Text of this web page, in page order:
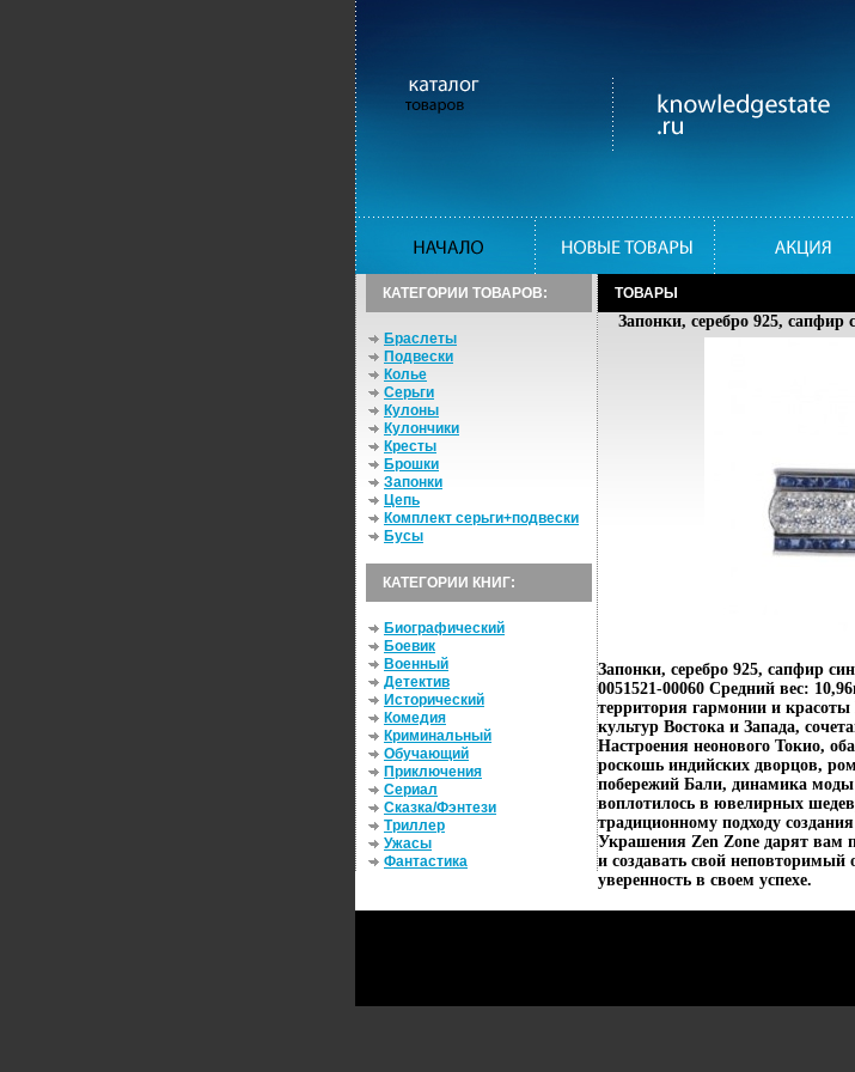
КАТЕГОРИИ ТОВАРОВ:
Браслеты
Подвески
Колье
Серьги
Кулоны
Кулончики
Кресты
Брошки
Запонки
Цепь
Комплект серьги+подвески
Бусы
КАТЕГОРИИ КНИГ:
Биографический
Боевик
Военный
Детектив
Исторический
Комедия
Криминальный
Обучающий
Приключения
Сериал
Сказка/Фэнтези
Триллер
Ужасы
Фантастика
ТОВАРЫ
Запонки, серебро 925, сапфир
Запонки, серебро 925, сапфир
0051521-00060 Средний вес:
территория гармонии и
культур Востока и Запада,
Настроения неонового Токио,
роскошь индийских дворцов,
побережий Бали, динамика моды
воплотилось в ювелирных
традиционному подходу
Украшения Zen Zone дарят вам
и создавать свой неповторимый
уверенность в своем успехе.